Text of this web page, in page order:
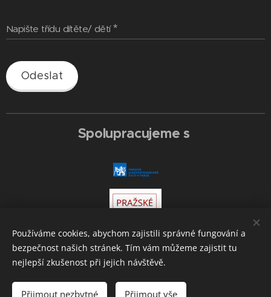
Napište třídu dítěte/ dětí
Odeslat
Spolupracujeme s
Používáme cookies, abychom zajistili správné fungování a
bezpečnost našich stránek. Tím vám můžeme zajistit tu
nejlepší zkušenost při jejich návštěvě.
Přijmout nezbytné Přijmout vše